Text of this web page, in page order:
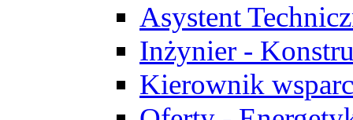
Asystent
Inżynier -
Kierownik